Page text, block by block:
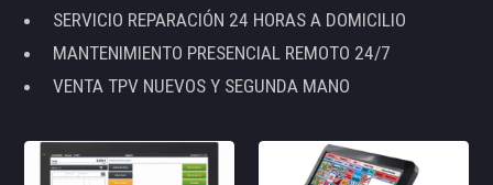
SERVICIO REPARACIÓN 24 HORAS A DOMICILIO
MANTENIMIENTO PRESENCIAL REMOTO 24/7
VENTA TPV NUEVOS Y SEGUNDA MANO